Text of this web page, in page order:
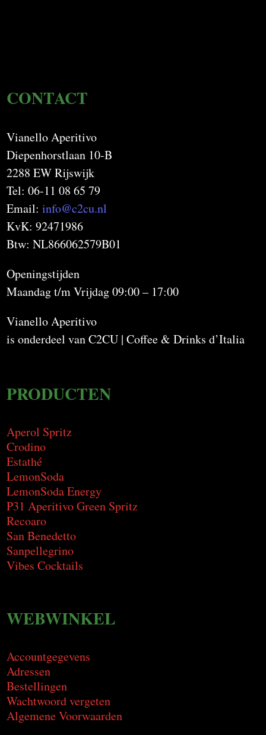
CONTACT
Vianello Aperitivo
Diepenhorstlaan 10-B
2288 EW Rijswijk
Tel: 06-11 08 65 79
Email:info@c2cu.nl
KvK: 92471986
Btw: NL866062579B01
Openingstijden
Maandag t/m Vrijdag 09:00 – 17:00
Vianello Aperitivo
is onderdeel van C2CU | Coffee & Drinks d’Italia
PRODUCTEN
Aperol Spritz
Crodino
Estathé
LemonSoda
LemonSoda Energy
P31 Aperitivo Green Spritz
Recoaro
San Benedetto
Sanpellegrino
Vibes Cocktails
WEBWINKEL
Accountgegevens
Adressen
Bestellingen
Wachtwoord vergeten
Algemene Voorwaarden